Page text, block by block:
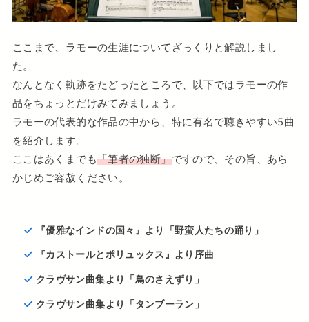
ここまで、ラモーの生涯についてざっくりと解説しまし
た。
なんとなく軌跡をたどったところで、以下ではラモーの作
品をちょっとだけみてみましょう。
ラモーの代表的な作品の中から、特に有名で聴きやすい5曲
を紹介します。
ここはあくまでも「筆者の独断」ですので、その旨、あら
かじめご容赦ください。
『優雅なインドの国々』より「野蛮人たちの踊り」
『カストールとポリュックス』より序曲
クラヴサン曲集より「鳥のさえずり」
クラヴサン曲集より「タンブーラン」